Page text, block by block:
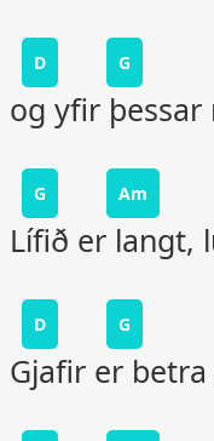
D G
og yfir þessar
G Am
Lífið er langt,
D G
Gjafir er